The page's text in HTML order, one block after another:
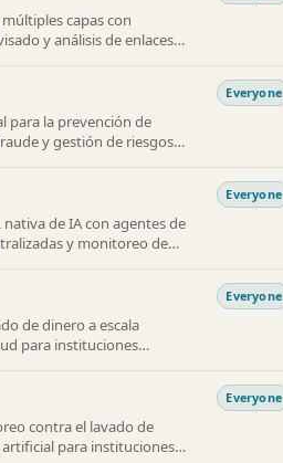
capas con
y análisis de enlaces
para la prevención de
y gestión de riesgos
Everyone
de IA con agentes de
y monitoreo de
Everyone
de dinero a escala
para instituciones
Everyone
contra el lavado de
para instituciones
Everyone